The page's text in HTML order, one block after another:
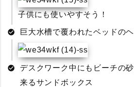
子供にも使いやすそう！
巨大水槽で覆われたベッドの
デスクワーク中にもビーチの
来るサンドボックス